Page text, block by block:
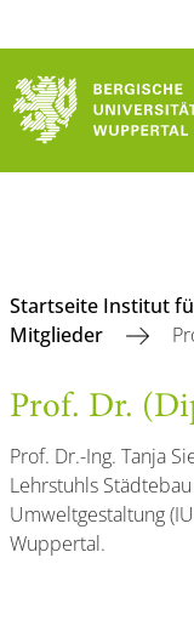
Startseite Institut
Mitglieder
Prof. Dr.
Prof. Dr.-Ing. Tanja
Lehrstuhls
Umweltgestaltung
Wuppertal.